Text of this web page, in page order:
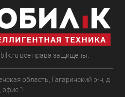
все права защищены.
область, Гагаринский р-н, д
офис 1